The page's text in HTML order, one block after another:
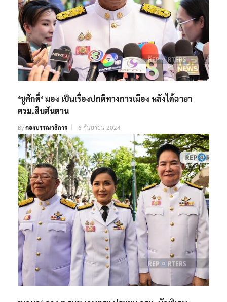
‘ชูศักดิ์‘ มอง เป็นเรื่องปกติทางการเมือง หลังได้ฉายา
ครม.สืบสันดาน
Byกองบรรณาธิการ 6 กันยายน 2024